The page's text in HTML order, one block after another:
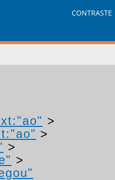
CONTRASTE
>
>
>
>